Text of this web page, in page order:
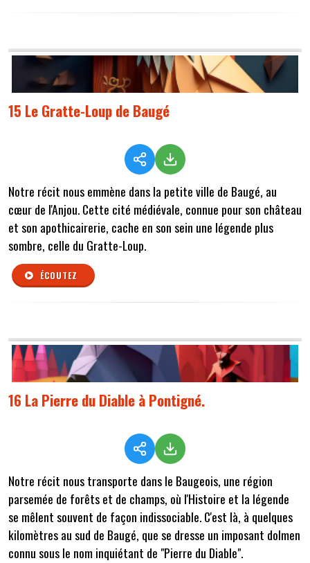
15 Le Gratte-Loup de Baugé
Notre récit nous emmène dans la petite ville de Baugé, au
cœur de l'Anjou. Cette cité médiévale, connue pour son château
et son apothicairerie, cache en son sein une légende plus
sombre, celle du Gratte-Loup.
ÉCOUTEZ
16 La Pierre du Diable à Pontigné.
Notre récit nous transporte dans le Baugeois, une région
parsemée de forêts et de champs, où l'Histoire et la légende
se mêlent souvent de façon indissociable. C'est là, à quelques
kilomètres au sud de Baugé, que se dresse un imposant dolmen
connu sous le nom inquiétant de "Pierre du Diable".